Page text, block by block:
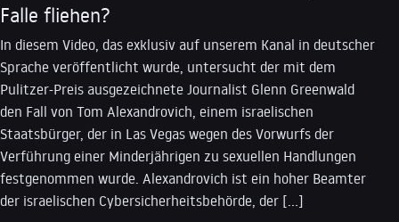
Falle fliehen?
In diesem Video, das exklusiv auf unserem Kanal in deutscher
Sprache veröffentlicht wurde, untersucht der mit dem
Pulitzer-Preis ausgezeichnete Journalist Glenn Greenwald
den Fall von Tom Alexandrovich, einem israelischen
Staatsbürger, der in Las Vegas wegen des Vorwurfs der
Verführung einer Minderjährigen zu sexuellen Handlungen
festgenommen wurde. Alexandrovich ist ein hoher Beamter
der israelischen Cybersicherheitsbehörde, der […]